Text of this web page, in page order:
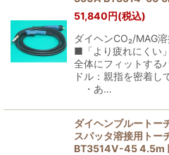
51,840円(税込)
ダイヘンCO₂/MAG
■「より疲れにくい
全体にフィットす
ドル：親指を密着し
・あ…
ダイヘンブルートー
スパッタ溶接用ト
BT3514V-45 4.5m